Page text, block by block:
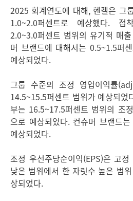
2025 회계연도에 대해, 헨켈은 그
1.0~2.0퍼센트로 예상했다. 접
2.0~3.0퍼센트 범위의 유기적 매
머 브랜드에 대해서는 0.5~1.5퍼
예상되었다.
그룹 수준의 조정 영업이익률
14.5~15.5퍼센트 범위가 예상되었
부는 16.5~17.5퍼센트 범위의 조
으로 예상되었다. 컨슈머 브랜드
예상되었다.
조정 우선주당순이익(EPS)은 고
낮은 범위에서 한 자릿수 높은 범
상되었다.